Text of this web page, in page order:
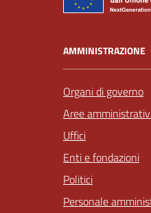
AMMINISTRAZIONE
Organi di governo
Aree
Uffici
Enti e fondazioni
Politici
Personale